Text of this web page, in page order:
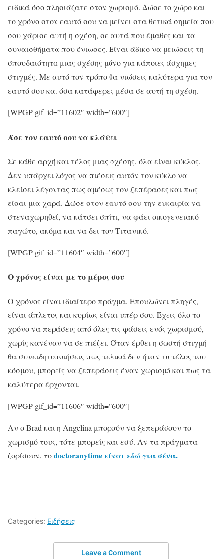
ειδικά όσο πλησιάζατε στον χωρισμό. Δώσε το χώρο και
το χρόνο στον εαυτό σου να μείνει στα θετικά σημεία που
σου χάρισε αυτή η σχέση, σε αυτά που έμαθες και τα
συναισθήματα που ένιωσες. Είναι άδικο να μειώσεις τη
σπουδαιότητα μιας σχέσης μόνο για κάποιες άσχημες
στιγμές. Με αυτό τον τρόπο θα νιώσεις καλύτερα για τον
εαυτό σου και όσα κατάφερες μέσα σε αυτή τη σχέση.
[WPGP gif_id=”11602″ width=”600″]
Άσε τον εαυτό σου να κλάψει
Σε κάθε αρχή και τέλος μιας σχέσης, όλα είναι κύκλος.
Δεν υπάρχει λόγος να πιέσεις αυτόν τον κύκλο να
κλείσει λέγοντας πως αμέσως τον ξεπέρασες και πως
είσαι μια χαρά. Δώσε στον εαυτό σου την ευκαιρία να
στεναχωρηθεί, να κάτσει σπίτι, να φάει οικογενειακό
παγώτο, ακόμα και να δει τον Τιτανικό.
[WPGP gif_id=”11604″ width=”600″]
Ο χρόνος είναι με το μέρος σου
Ο χρόνος είναι ιδιαίτερο πράγμα. Επουλώνει πληγές,
είναι άπλετος και κυρίως είναι υπέρ σου. Έχεις όλο το
χρόνο να περάσεις από όλες τις φάσεις ενός χωρισμού,
χωρίς κανέναν να σε πιέζει. Όταν έρθει η σωστή στιγμή
θα συνειδητοποιήσεις πως τελικά δεν ήταν το τέλος του
κόσμου, μπορείς να ξεπεράσεις έναν χωρισμό και πως τα
καλύτερα έρχονται.
[WPGP gif_id=”11606″ width=”600″]
Αν ο Brad και η Angelina μπορούν να ξεπεράσουν το
χωρισμό τους, τότε μπορείς και εσύ. Αν τα πράγματα
ζορίσουν, τοdoctoranytime είναι εδώ για σένα.
Categories: Ειδήσεις
Leave a Comment